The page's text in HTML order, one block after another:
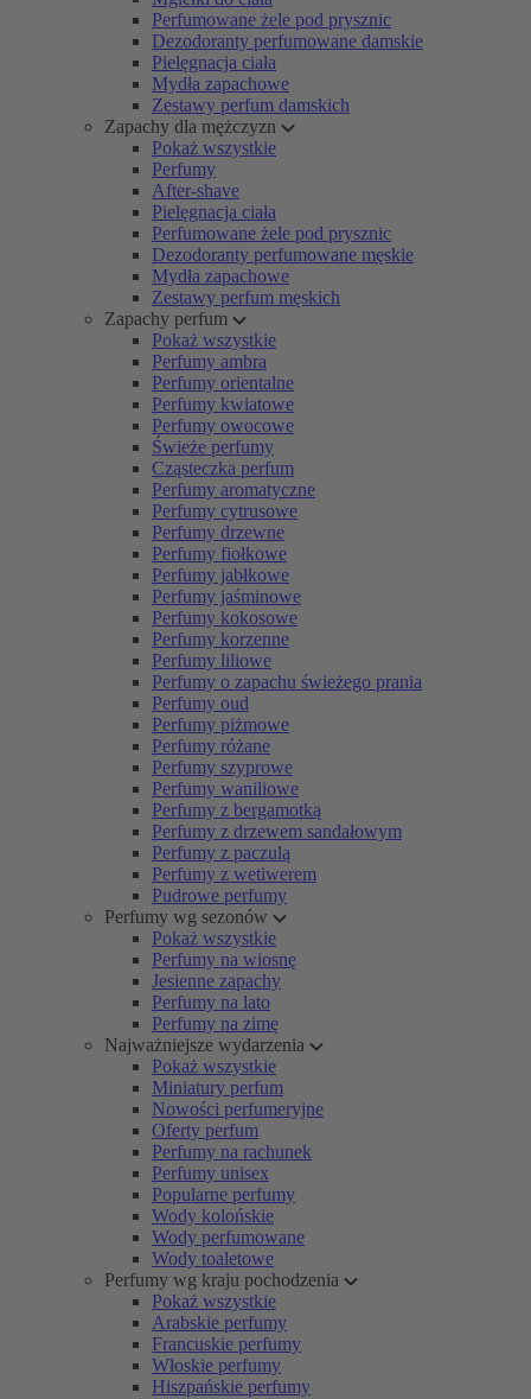
Perfumowane żele pod prysznic
Dezodoranty perfumowane damskie
Pielęgnacja ciała
Mydła zapachowe
Zestawy perfum damskich
Zapachy dla mężczyzn
Pokaż wszystkie
Perfumy
After-shave
Pielęgnacja ciała
Perfumowane żele pod prysznic
Dezodoranty perfumowane męskie
Mydła zapachowe
Zestawy perfum męskich
Zapachy perfum
Pokaż wszystkie
Perfumy ambra
Perfumy orientalne
Perfumy kwiatowe
Perfumy owocowe
Świeże perfumy
Cząsteczka perfum
Perfumy aromatyczne
Perfumy cytrusowe
Perfumy drzewne
Perfumy fiołkowe
Perfumy jabłkowe
Perfumy jaśminowe
Perfumy kokosowe
Perfumy korzenne
Perfumy liliowe
Perfumy o zapachu świeżego prania
Perfumy oud
Perfumy piżmowe
Perfumy różane
Perfumy szyprowe
Perfumy waniliowe
Perfumy z bergamotką
Perfumy z drzewem sandałowym
Perfumy z paczulą
Perfumy z wetiwerem
Pudrowe perfumy
Perfumy wg sezonów
Pokaż wszystkie
Perfumy na wiosnę
Jesienne zapachy
Perfumy na lato
Perfumy na zimę
Najważniejsze wydarzenia
Pokaż wszystkie
Miniatury perfum
Nowości perfumeryjne
Oferty perfum
Perfumy na rachunek
Perfumy unisex
Popularne perfumy
Wody kolońskie
Wody perfumowane
Wody toaletowe
Perfumy wg kraju pochodzenia
Pokaż wszystkie
Arabskie perfumy
Francuskie perfumy
Włoskie perfumy
Hiszpańskie perfumy